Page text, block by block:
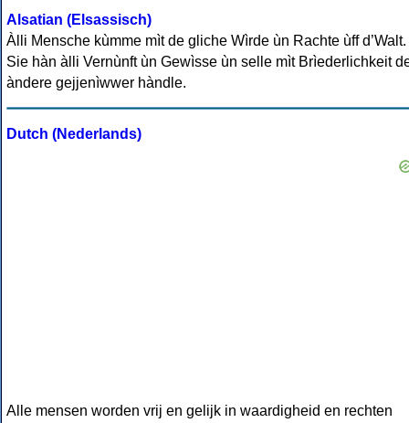
Alsatian (Elsassisch)
Àlli Mensche kùmme mìt de gliche Wìrde ùn Rachte ùff d’Walt.
Sie hàn àlli Vernùnft ùn Gewìsse ùn selle mìt Brìederlichkeit
àndere gejjenìwwer hàndle.
Dutch (Nederlands)
Alle mensen worden vrij en gelijk in waardigheid en rechten